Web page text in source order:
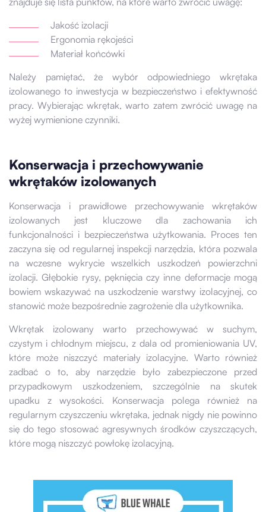
Jakość izolacji
Ergonomia rękojeści
Materiał końcówki
Należy pamiętać, że wybór odpowiedniego wkrętaka
izolowanego to inwestycja w bezpieczeństwo i efektywność
pracy. Wybierając wkrętak, warto zatem zwrócić uwagę na
wyżej wymienione czynniki.
Konserwacja i przechowywanie
wkrętaków izolowanych
Konserwacja i prawidłowe przechowywanie wkrętaków
izolowanych jest kluczowe dla zachowania ich
funkcjonalności i bezpieczeństwa użytkowania. Proces ten
zaczyna się od regularnej inspekcji narzędzia, która pozwala
na wczesne wykrycie wszelkich uszkodzeń powierzchni
izolacji. Głębokie rysy, pęknięcia czy inne deformacje mogą
bowiem wskazywać na uszkodzenie warstwy izolacyjnej, co
stanowić może bezpośrednie zagrożenie dla użytkownika.
Wkrętak izolowany warto przechowywać w suchym,
czystym i chłodnym miejscu, z dala od promieniowania UV,
które może niszczyć materiały izolacyjne. Warto również
zadbać o to, aby narzędzie było zabezpieczone przed
przypadkowym uszkodzeniem, szczególnie na skutek
upadku z wysokości. Konserwacja polega również na
regularnym czyszczeniu wkrętaka, jednak nigdy nie powinno
się do tego stosować agresywnych środków czyszczących,
które mogą niszczyć powłokę izolacyjną.